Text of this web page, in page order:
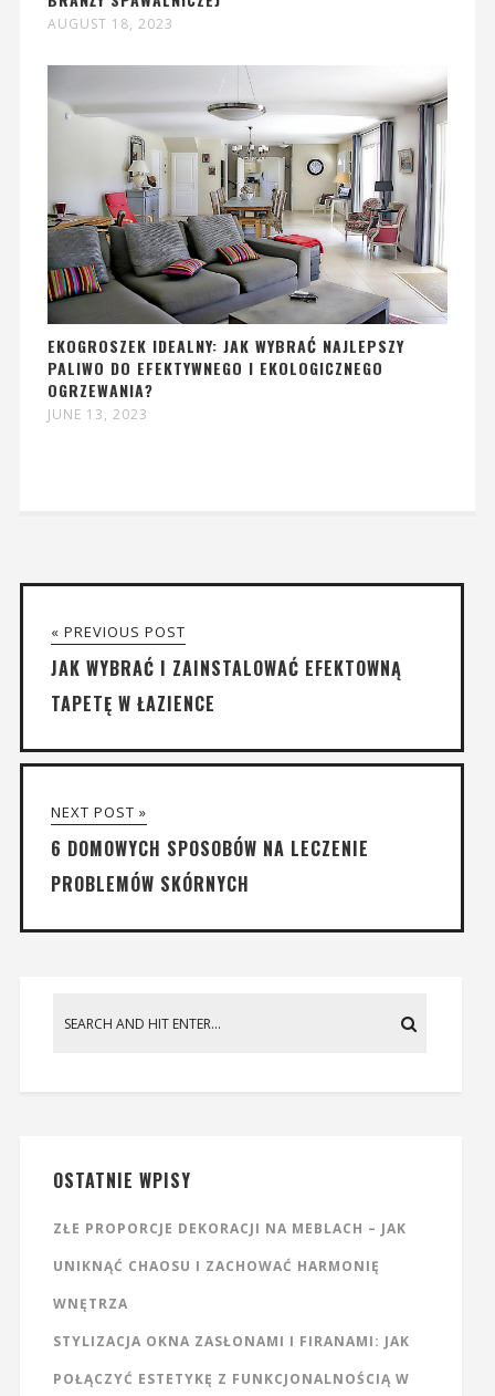
AUGUST 18, 2023
EKOGROSZEK IDEALNY: JAK WYBRAĆ NAJLEPSZY
PALIWO DO EFEKTYWNEGO I EKOLOGICZNEGO
OGRZEWANIA?
JUNE 13, 2023
« PREVIOUS POST
JAK WYBRAĆ I ZAINSTALOWAĆ EFEKTOWNĄ
TAPETĘ W ŁAZIENCE
NEXT POST »
6 DOMOWYCH SPOSOBÓW NA LECZENIE
PROBLEMÓW SKÓRNYCH
OSTATNIE WPISY
ZŁE PROPORCJE DEKORACJI NA MEBLACH – JAK
UNIKNĄĆ CHAOSU I ZACHOWAĆ HARMONIĘ
WNĘTRZA
STYLIZACJA OKNA ZASŁONAMI I FIRANAMI: JAK
POŁĄCZYĆ ESTETYKĘ Z FUNKCJONALNOŚCIĄ W